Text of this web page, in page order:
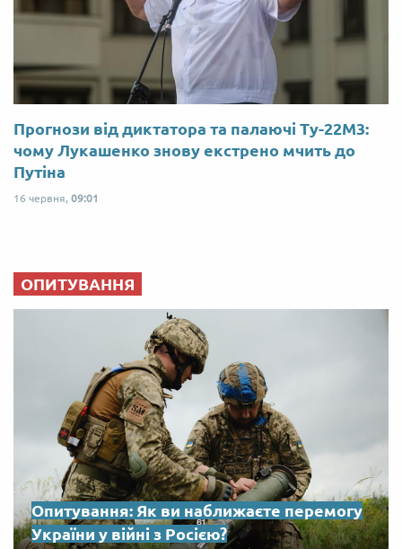
Прогнози від диктатора та палаючі Ту-22М3:
чому Лукашенко знову екстрено мчить до
Путіна
16 червня, 09:01
ОПИТУВАННЯ
Опитування: Як ви наближаєте перемогу
України у війні з Росією?